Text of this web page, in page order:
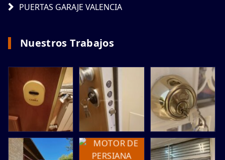
PUERTAS GARAJE VALENCIA
Nuestros Trabajos